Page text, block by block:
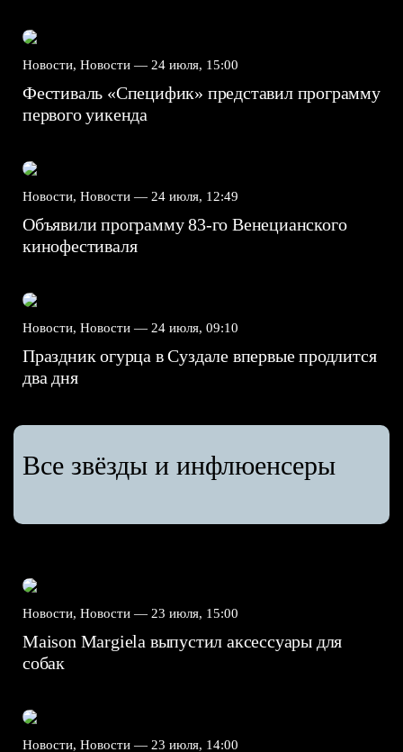
Новости, Новости — 24 июля, 15:00
Фестиваль «Специфик» представил программу
первого уикенда
Новости, Новости — 24 июля, 12:49
Объявили программу 83-го Венецианского
кинофестиваля
Новости, Новости — 24 июля, 09:10
Праздник огурца в Суздале впервые продлится
два дня
Все звёзды и инфлюенсеры
Новости, Новости — 23 июля, 15:00
Maison Margiela выпустил аксессуары для
собак
Новости, Новости — 23 июля, 14:00